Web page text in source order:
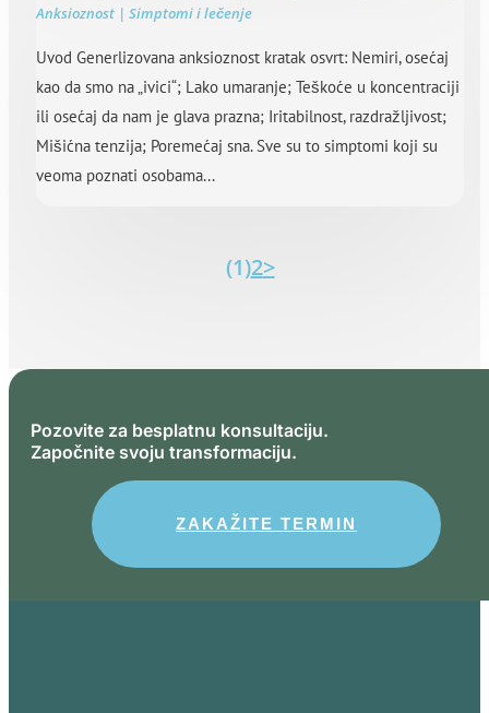
Anksioznost | Simptomi i lečenje
Uvod Generlizovana anksioznost kratak osvrt: Nemiri, osećaj
kao da smo na „ivici“; Lako umaranje; Teškoće u koncentraciji
ili osećaj da nam je glava prazna; Iritabilnost, razdražljivost;
Mišićna tenzija; Poremećaj sna. Sve su to simptomi koji su
veoma poznati osobama...
(1)2>
Pozovite za besplatnu konsultaciju.
Započnite svoju transformaciju.
ZAKAŽITE TERMIN